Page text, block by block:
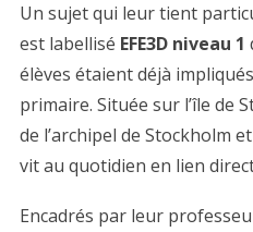
Un sujet qui leur tient
est labellisé EFE3D niveau 1
élèves étaient déjà impliqués
primaire. Située sur l’île de
de l’archipel de Stockholm
vit au quotidien en lien
Encadrés par leur